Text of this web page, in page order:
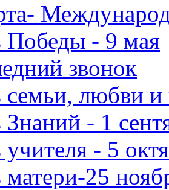
Победы - 9 мая
звонок
семьи, любви и
- 1
- 5
25